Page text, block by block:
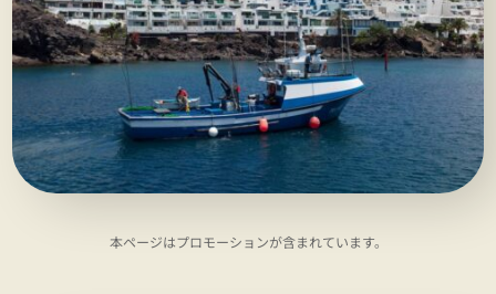
本ページはプロモーションが含まれています。